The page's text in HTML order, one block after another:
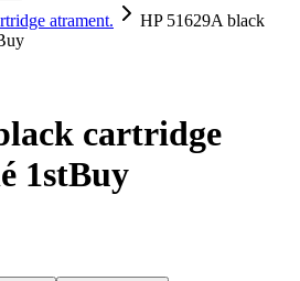
atrament.
HP 51629A black
cartridge
1stBuy